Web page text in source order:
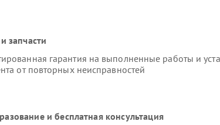
запчасти
гарантия на выполненные работы и
от повторных неисправностей
и бесплатная консультация